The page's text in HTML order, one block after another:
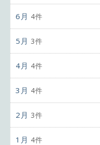
6月 4件
5月 3件
4月 4件
3月 4件
2月 3件
1月 4件